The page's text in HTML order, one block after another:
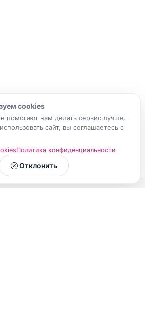
cookies
помогают нам делать сервис лучше.
сайт, вы соглашаетесь с
Политика конфиденциальности
Отклонить